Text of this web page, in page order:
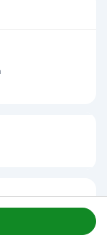
pilihan
Perpaduan rasa